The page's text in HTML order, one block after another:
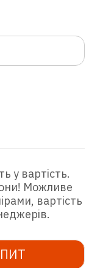
у вартість.
Можливе
вартість